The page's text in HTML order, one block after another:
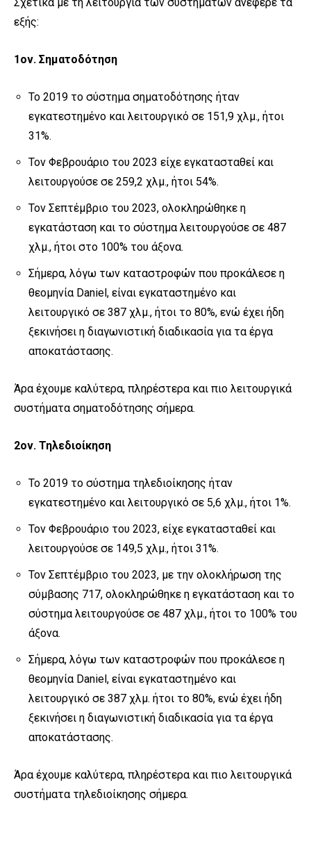
εξής:
1ον. Σηματοδότηση
Το 2019 το σύστημα σηματοδότησης ήταν
εγκατεστημένο και λειτουργικό σε 151,9 χλμ., ήτοι
31%.
Τον Φεβρουάριο του 2023 είχε εγκατασταθεί και
λειτουργούσε σε 259,2 χλμ., ήτοι 54%.
Τον Σεπτέμβριο του 2023, ολοκληρώθηκε η
εγκατάσταση και το σύστημα λειτουργούσε σε 487
χλμ., ήτοι στο 100% του άξονα.
Σήμερα, λόγω των καταστροφών που προκάλεσε η
θεομηνία Daniel, είναι εγκαταστημένο και
λειτουργικό σε 387 χλμ., ήτοι το 80%, ενώ έχει ήδη
ξεκινήσει η διαγωνιστική διαδικασία για τα έργα
αποκατάστασης.
Άρα έχουμε καλύτερα, πληρέστερα και πιο λειτουργικά
συστήματα σηματοδότησης σήμερα.
2ον. Τηλεδιοίκηση
Το 2019 το σύστημα τηλεδιοίκησης ήταν
εγκατεστημένο και λειτουργικό σε 5,6 χλμ., ήτοι 1%.
Τον Φεβρουάριο του 2023, είχε εγκατασταθεί και
λειτουργούσε σε 149,5 χλμ., ήτοι 31%.
Τον Σεπτέμβριο του 2023, με την ολοκλήρωση της
σύμβασης 717, ολοκληρώθηκε η εγκατάσταση και το
σύστημα λειτουργούσε σε 487 χλμ., ήτοι το 100% του
άξονα.
Σήμερα, λόγω των καταστροφών που προκάλεσε η
θεομηνία Daniel, είναι εγκαταστημένο και
λειτουργικό σε 387 χλμ. ήτοι το 80%, ενώ έχει ήδη
ξεκινήσει η διαγωνιστική διαδικασία για τα έργα
αποκατάστασης.
Άρα έχουμε καλύτερα, πληρέστερα και πιο λειτουργικά
συστήματα τηλεδιοίκησης σήμερα.